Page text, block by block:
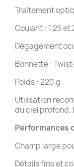
Traitement
Coulant : 1.25 et
Dégagement
Bonnette :
Poids : 220 g
Utilisation
du ciel profond,
Performances
Champ large
Détails fins et